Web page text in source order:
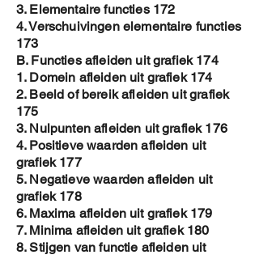
3. Elementaire functies 172
4. Verschuivingen elementaire functies
173
B. Functies afleiden uit grafiek 174
1. Domein afleiden uit grafiek 174
2. Beeld of bereik afleiden uit grafiek
175
3. Nulpunten afleiden uit grafiek 176
4. Positieve waarden afleiden uit
grafiek 177
5. Negatieve waarden afleiden uit
grafiek 178
6. Maxima afleiden uit grafiek 179
7. Minima afleiden uit grafiek 180
8. Stijgen van functie afleiden uit